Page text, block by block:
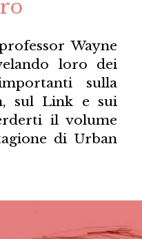
Wayne
loro dei
sulla
sul Link e sui
il volume
di Urban